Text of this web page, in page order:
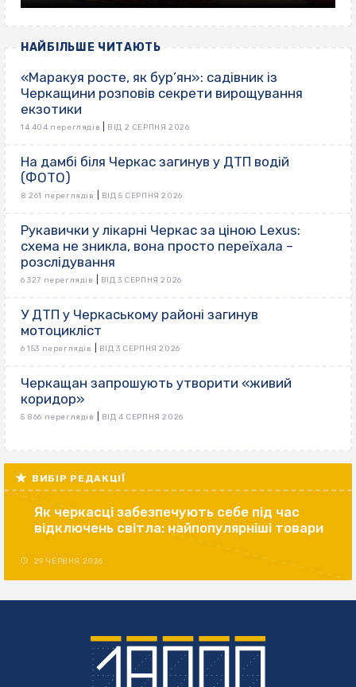
НАЙБІЛЬШЕ ЧИТАЮТЬ
«Маракуя росте, як бур’ян»: садівник із
Черкащини розповів секрети вирощування
екзотики
14 404 переглядів ВІД 2 СЕРПНЯ 2026
На дамбі біля Черкас загинув у ДТП водій
(ФОТО)
8 261 переглядів ВІД 5 СЕРПНЯ 2026
Рукавички у лікарні Черкас за ціною Lexus:
схема не зникла, вона просто переїхала –
розслідування
6 327 переглядів ВІД 3 СЕРПНЯ 2026
У ДТП у Черкаському районі загинув
мотоцикліст
6 153 переглядів ВІД 3 СЕРПНЯ 2026
Черкащан запрошують утворити «живий
коридор»
5 866 переглядів ВІД 4 СЕРПНЯ 2026
ВИБІР РЕДАКЦІЇ
Як черкасці забезпечують себе під час
відключень світла: найпопулярніші товари
29 ЧЕРВНЯ 2026